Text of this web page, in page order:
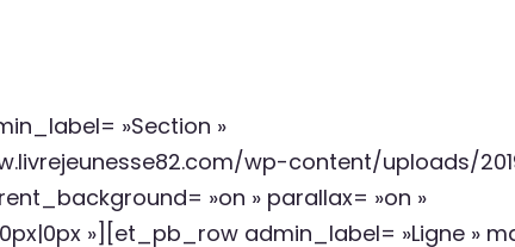
»Section »
wp-content/uploads/
»on » parallax= »on »
»][et_pb_row admin_label= »Ligne »